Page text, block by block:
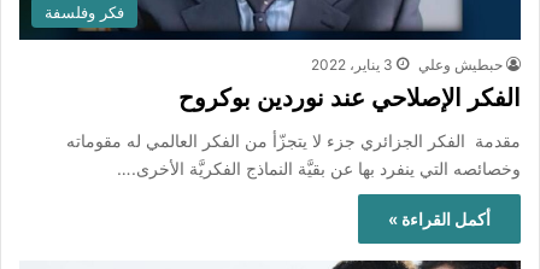
فكر وفلسفة
حبطيش وعلي 3 يناير، 2022
الفكر الإصلاحي عند نوردين بوكروح
مقدمة الفكر الجزائري جزء لا يتجزّأ من الفكر العالمي له مقوماته
وخصائصه التي ينفرد بها عن بقيَّة النماذج الفكريَّة الأخرى.…
أكمل القراءة »